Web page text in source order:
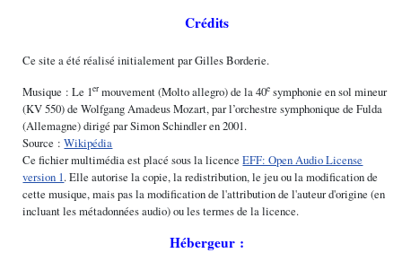
Crédits
Ce site a été réalisé initialement par Gilles Borderie.
Musique : Le 1er mouvement (Molto allegro) de la 40e symphonie en sol mineur
(KV 550) de Wolfgang Amadeus Mozart, par l’orchestre symphonique de Fulda
(Allemagne) dirigé par Simon Schindler en 2001.
Source :Wikipédia
Ce fichier multimédia est placé sous la licenceEFF: Open Audio License
version 1. Elle autorise la copie, la redistribution, le jeu ou la modification de
cette musique, mais pas la modification de l'attribution de l'auteur d'origine (en
incluant les métadonnées audio) ou les termes de la licence.
Hébergeur :